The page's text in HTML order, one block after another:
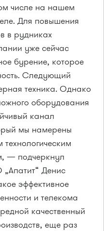
числе на нашем
Для повышения
в рудниках
уже сейчас
бурение, которое
Следующий
техника. Однако
оборудования
канал
мы намерены
— подчеркнул
Денис
эффективное
и телекома
качественный
еще раз